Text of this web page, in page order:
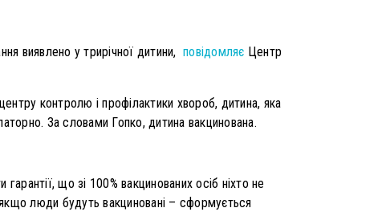
виявлено у трирічної дитини, повідомляє Центр
контролю і профілактики хвороб, дитина, яка
За словами Гопко, дитина вакцинована.
що зі 100% вакцинованих осіб ніхто не
люди будуть вакциновані – сформується